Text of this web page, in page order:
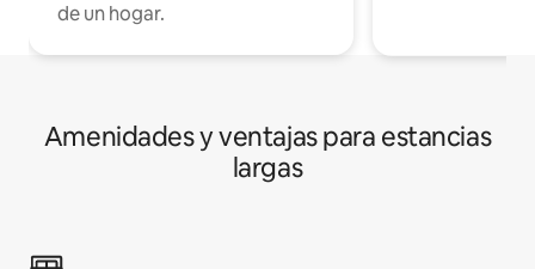
de un hogar.
Amenidades y ventajas para estancias
largas